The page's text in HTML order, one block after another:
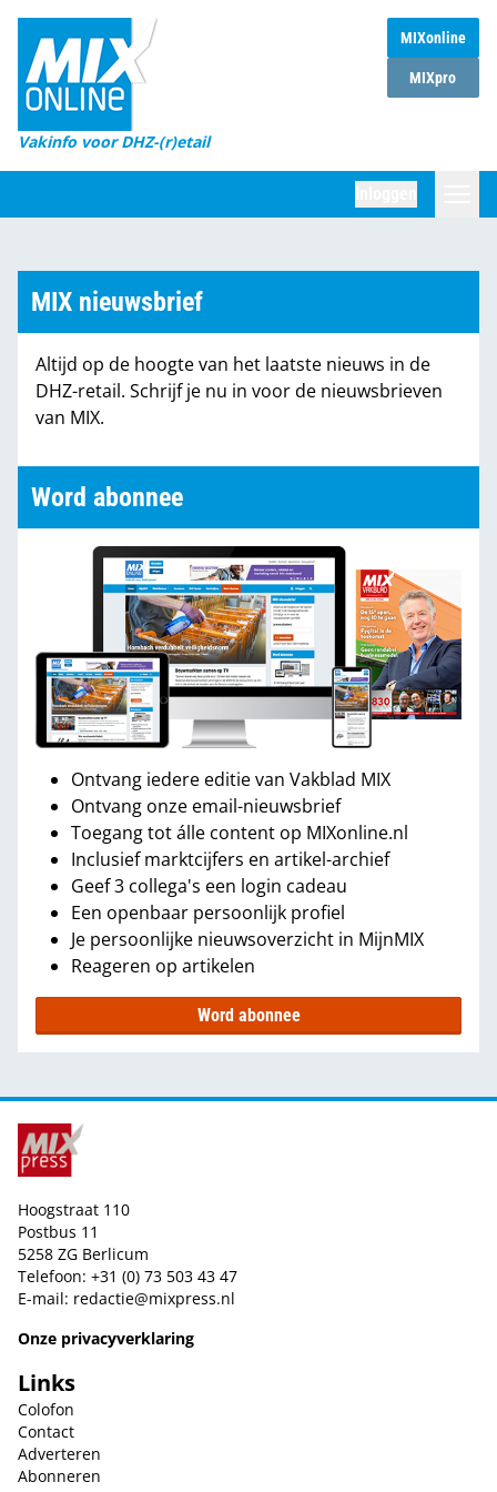
MIXonline
MIXpro
Vakinfo voor DHZ-(r)etail
Home
Magazines
DHZ Sessie
Marktcijfers
Partners
MIX nieuwsbrief
Altijd op de hoogte van het laatste nieuws in de
DHZ-retail. Schrijf je nu in voor de nieuwsbrieven
van MIX.
Word abonnee
Ontvang iedere editie van Vakblad MIX
Ontvang onze email-nieuwsbrief
Toegang tot álle content op MIXonline.nl
Inclusief marktcijfers en artikel-archief
Geef 3 collega's een login cadeau
Een openbaar persoonlijk profiel
Je persoonlijke nieuwsoverzicht in MijnMIX
Reageren op artikelen
Word abonnee
Hoogstraat 110
Postbus 11
5258 ZG Berlicum
Telefoon: +31 (0) 73 503 43 47
E-mail: redactie@mixpress.nl
Onze privacyverklaring
Links
Colofon
Contact
Adverteren
Abonneren